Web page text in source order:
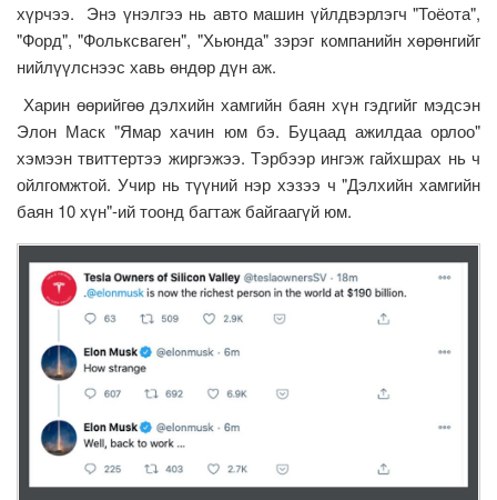
хүрчээ. Энэ үнэлгээ нь авто машин үйлдвэрлэгч "Тоёота",
"Форд", "Фольксваген", "Хьюнда" зэрэг компанийн хөрөнгийг
нийлүүлснээс хавь өндөр дүн аж.
Харин өөрийгөө дэлхийн хамгийн баян хүн гэдгийг мэдсэн
Элон Маск "Ямар хачин юм бэ. Буцаад ажилдаа орлоо"
хэмээн твиттертээ жиргэжээ. Тэрбээр ингэж гайхшрах нь ч
ойлгомжтой. Учир нь түүний нэр хэзээ ч "Дэлхийн хамгийн
баян 10 хүн"-ий тоонд багтаж байгаагүй юм.